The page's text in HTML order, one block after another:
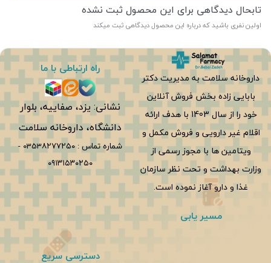
تابحال دیدگاهی برای این محصول ثبت نشده
اولین نفری باشید که درباره این محصول دیدگاهی ثبت میکند
داروخانه سلامت به مدیریت دکتر
بابایی زاده بخش فروش آنلاین
خود را از سال 1403 با هدف ارائه
اقلام غیر دارویی و فروش مکمل و
ویتامین ها با مجوز رسمی از
وزارت بهداشت و تحت نظر سازمان
غذا و دارو آغاز نموده است.
راه ارتباطی با ما
نشانی: یزد، صفاییه، بلوار
دانشگاه، داروخانه سلامت
شماره تماس :0353۸۲۷۷۲۵۰ -
۰۹۱۳۱۵۳۰۲۵۰
مسیر یابی
دسترسی سریع